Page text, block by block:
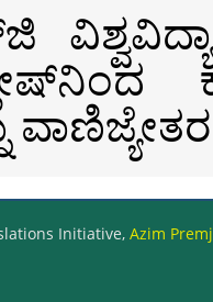
Initiative, Azim